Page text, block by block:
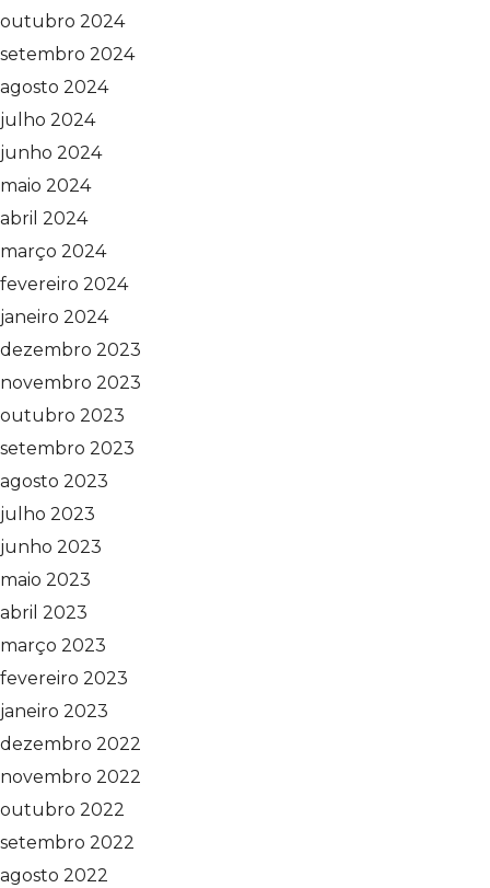
outubro 2024
setembro 2024
agosto 2024
julho 2024
junho 2024
maio 2024
abril 2024
março 2024
fevereiro 2024
janeiro 2024
dezembro 2023
novembro 2023
outubro 2023
setembro 2023
agosto 2023
julho 2023
junho 2023
maio 2023
abril 2023
março 2023
fevereiro 2023
janeiro 2023
dezembro 2022
novembro 2022
outubro 2022
setembro 2022
agosto 2022